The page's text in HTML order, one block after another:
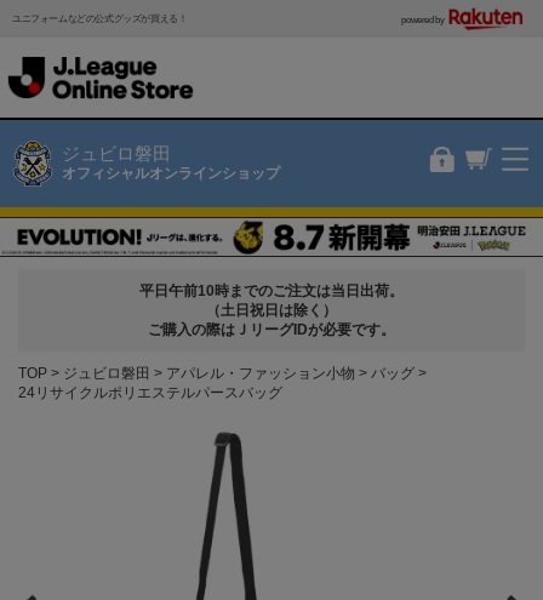
ユニフォームなどの公式グッズが買える！ powered by
ジュビロ磐田
オフィシャルオンラインショップ
平日午前10時までのご注文は当日出荷。
（土日祝日は除く）
ご購入の際はＪリーグIDが必要です。
TOP ジュビロ磐田 アパレル・ファッション小物
バッグ
24リサイクルポリエステルパースバッグ